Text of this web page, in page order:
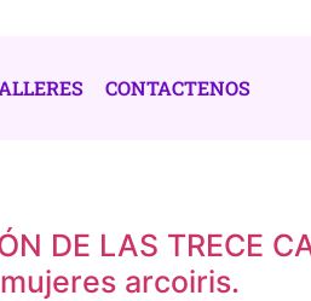
CONTACTENOS
DE LAS TRECE
arcoiris.